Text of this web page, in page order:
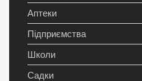
Аптеки
Підприємства
Школи
Садки